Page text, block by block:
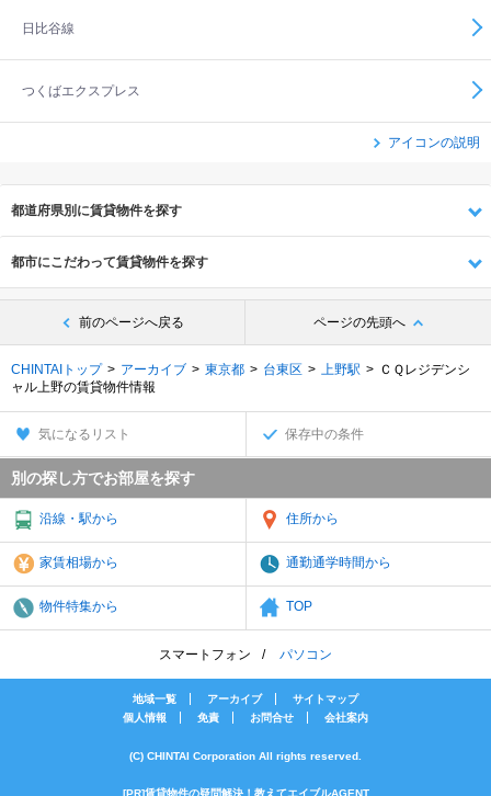
日比谷線
つくばエクスプレス
アイコンの説明
都道府県別に賃貸物件を探す
都市にこだわって賃貸物件を探す
前のページへ戻る ページの先頭へ
CHINTAIトップ アーカイブ 東京都 台東区 上野駅
ＣＱレジデンシ
ャル上野の賃貸物件情報
気になるリスト 保存中の条件
別の探し方でお部屋を探す
沿線・駅から 住所から
家賃相場から 通勤通学時間から
物件特集から TOP
スマートフォン パソコン
地域一覧 アーカイブ
サイトマップ
個人情報
免責 お問合せ 会社案内
(C) CHINTAI Corporation All rights reserved.
[PR]賃貸物件の疑問解決！教えてエイブルAGENT